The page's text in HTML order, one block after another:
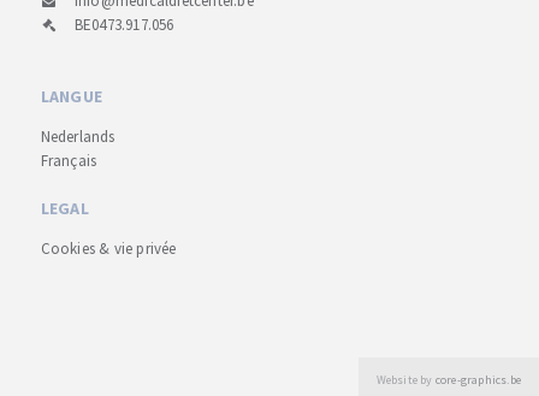
BE0473.917.056
LANGUE
Nederlands
Français
LEGAL
Cookies & vie privée
Website by core-graphics.be